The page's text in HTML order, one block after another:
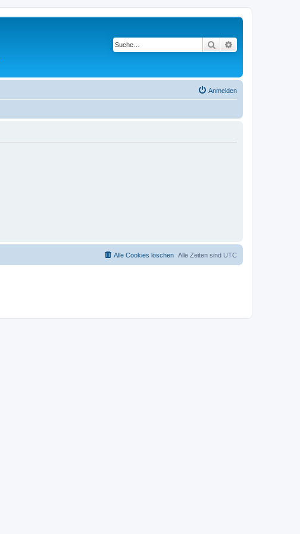
Suche
Anmelden
Alle Zeiten sind UTC
Alle Cookies löschen